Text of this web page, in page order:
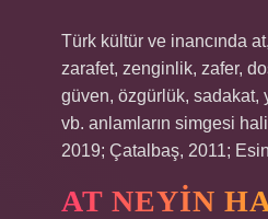
Türk kültür ve inancında
zarafet, zenginlik, zafer,
güven, özgürlük, sadakat,
vb. anlamların simgesi
2019; Çatalbaş, 2011;
AT NEYIN